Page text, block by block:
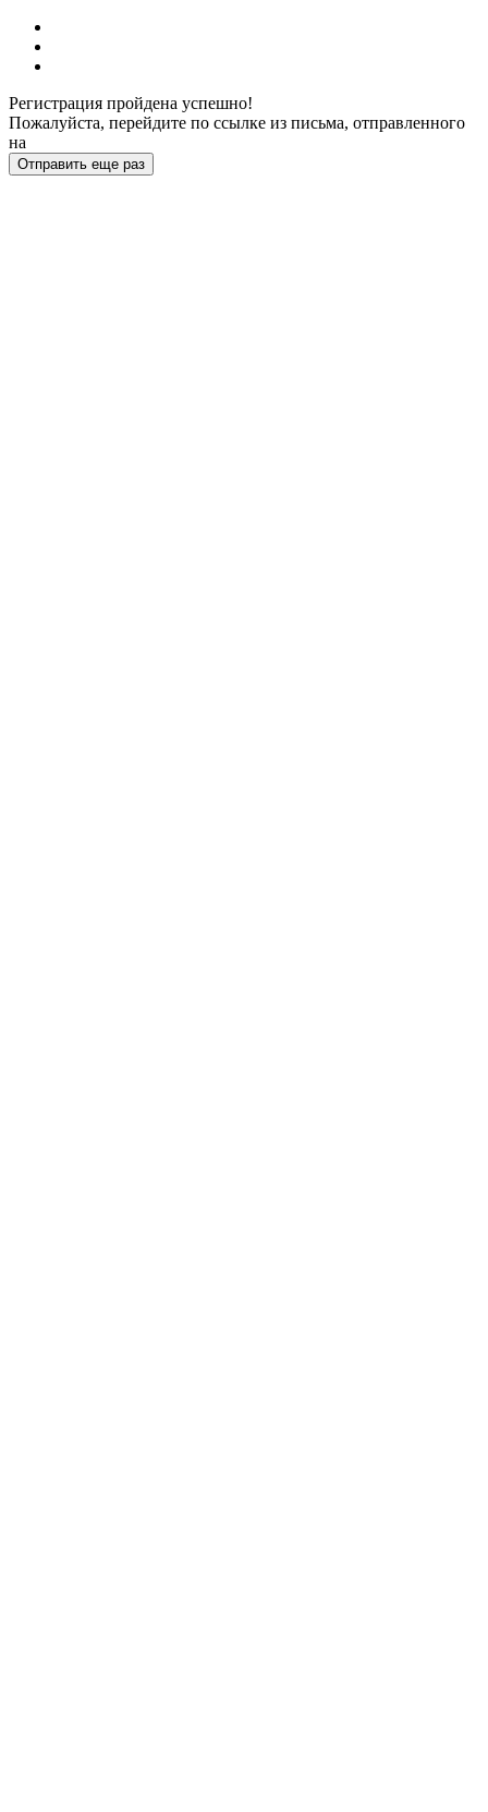
Регистрация пройдена успешно!
Пожалуйста, перейдите по ссылке из письма, отправленного
на
Отправить еще раз